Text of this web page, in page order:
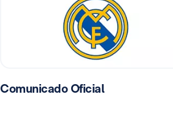
Comunicado Oficial